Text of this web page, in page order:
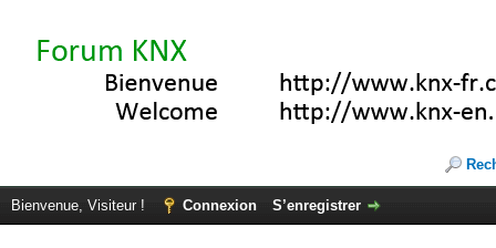
Bienvenue, Visiteur ! Connexion S’enregistrer